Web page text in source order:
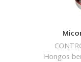
Hongos